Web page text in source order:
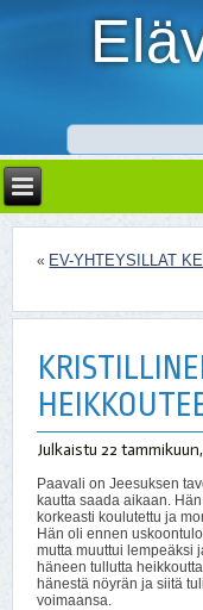
« EV-YHTEYSILLAT
Julkaistu22
Paavali on Jeesuksen
kautta saada aikaan.
korkeasti koulutettu ja
Hän oli ennen
mutta muuttui lempeäksi
häneen tullutta
hänestä nöyrän ja siitä
voimaansa.